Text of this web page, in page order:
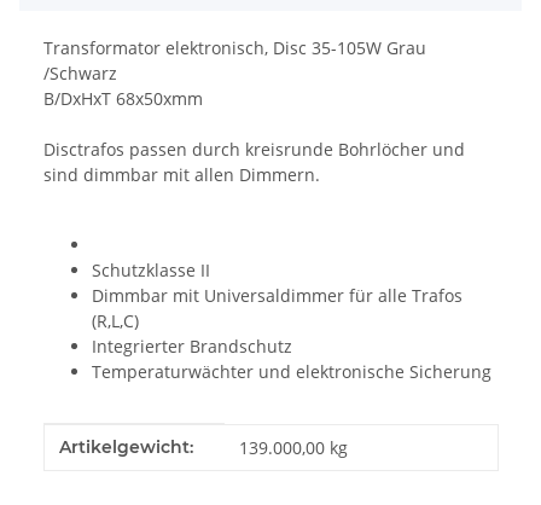
Transformator elektronisch, Disc 35-105W Grau
/Schwarz
B/DxHxT 68x50xmm
Disctrafos passen durch kreisrunde Bohrlöcher und
sind dimmbar mit allen Dimmern.
Schutzklasse II
Dimmbar mit Universaldimmer für alle Trafos
(R,L,C)
Integrierter Brandschutz
Temperaturwächter und elektronische Sicherung
Produkteigenschaft
Wert
Artikelgewicht: 139.000,00 kg